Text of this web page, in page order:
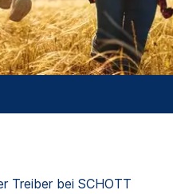
Treiber bei SCHOTT